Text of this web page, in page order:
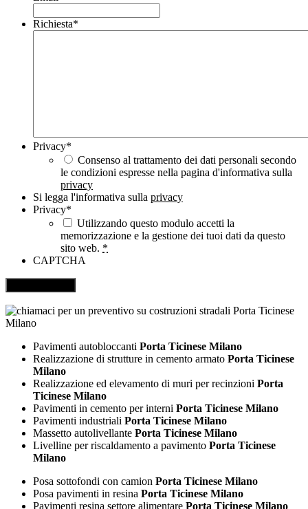
Richiesta*
Privacy*
Consenso al trattamento dei dati personali secondo
le condizioni espresse nella pagina d'informativa sulla
privacy
Si legga l'informativa sulla privacy
Privacy*
Utilizzando questo modulo accetti la
memorizzazione e la gestione dei tuoi dati da questo
sito web. *
CAPTCHA
Pavimenti autobloccanti Porta Ticinese Milano
Realizzazione di strutture in cemento armato Porta Ticinese
Milano
Realizzazione ed elevamento di muri per recinzioni Porta
Ticinese Milano
Pavimenti in cemento per interni Porta Ticinese Milano
Pavimenti industriali Porta Ticinese Milano
Massetto autolivellante Porta Ticinese Milano
Livelline per riscaldamento a pavimento Porta Ticinese
Milano
Posa sottofondi con camion Porta Ticinese Milano
Posa pavimenti in resina Porta Ticinese Milano
Pavimenti resina settore alimentare Porta Ticinese Milano